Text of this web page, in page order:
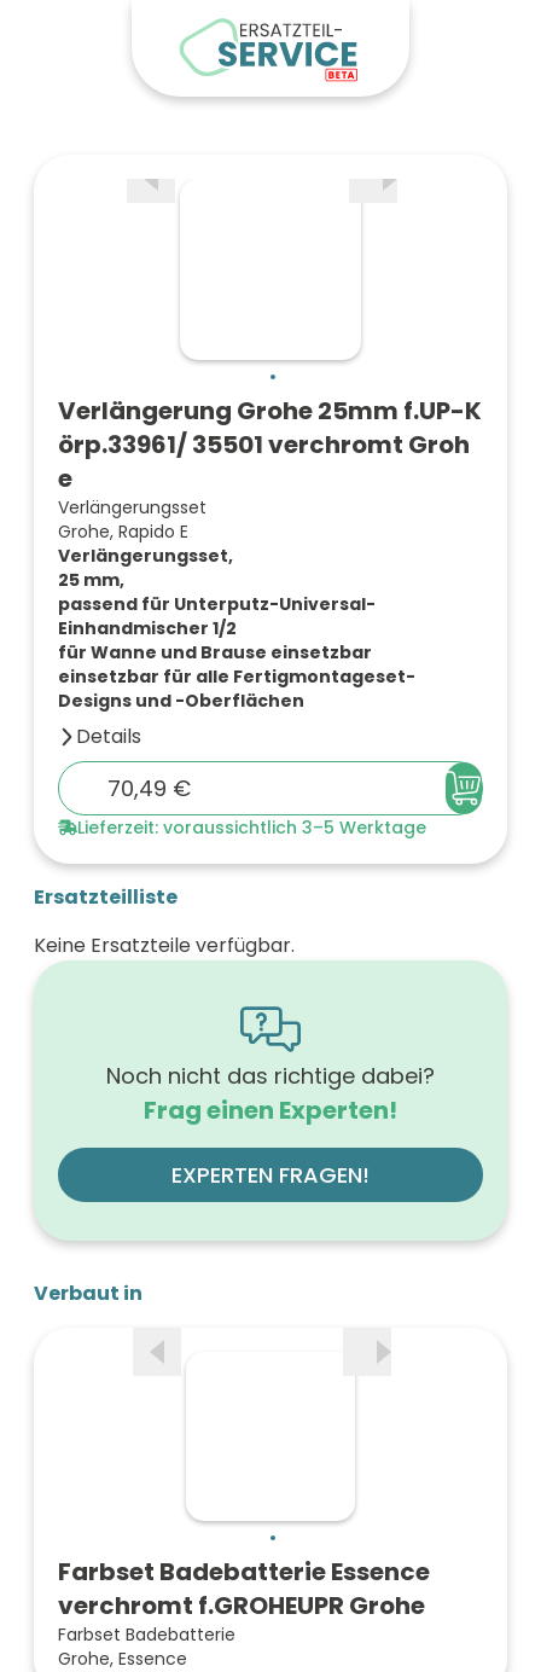
Verlängerung Grohe 25mm f.UP-K
örp.33961/ 35501 verchromt Groh
e
Verlängerungsset
Grohe, Rapido E
Verlängerungsset,
25 mm,
passend für Unterputz-Universal-
Einhandmischer 1/2
für Wanne und Brause einsetzbar
einsetzbar für alle Fertigmontageset-
Designs und -Oberflächen
Details
Gewicht (kg)
0,16
Farbe
Werkstoff
70,49 €
Lieferzeit: voraussichtlich 3–5 Werktage
Ersatzteilliste
Keine Ersatzteile verfügbar.
Noch nicht das richtige dabei?
Frag einen Experten!
EXPERTEN FRAGEN!
Verbaut in
Farbset Badebatterie Essence
verchromt f.GROHEUPR Grohe
Farbset Badebatterie
Grohe, Essence